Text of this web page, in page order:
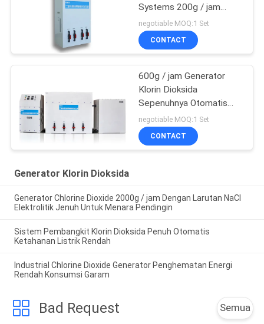
Systems 200g / jam
Dengan Persetujuan ISO
9001
negotiable MOQ:1 Set
CONTACT
600g / jam Generator
Klorin Dioksida
Sepenuhnya Otomatis
Untuk Sewage
Treatment Plant
negotiable MOQ:1 Set
CONTACT
Generator Klorin Dioksida
Generator Chlorine Dioxide 2000g / jam Dengan Larutan NaCl
Elektrolitik Jenuh Untuk Menara Pendingin
Sistem Pembangkit Klorin Dioksida Penuh Otomatis
Ketahanan Listrik Rendah
Industrial Chlorine Dioxide Generator Penghematan Energi
Rendah Konsumsi Garam
Bad Request Semua